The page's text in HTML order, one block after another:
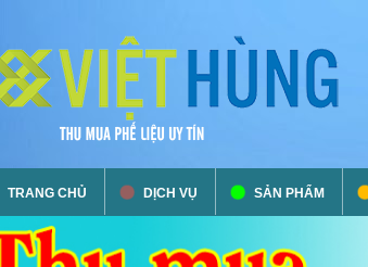
TRANG CHỦ DỊCH VỤ SẢN PHẨM